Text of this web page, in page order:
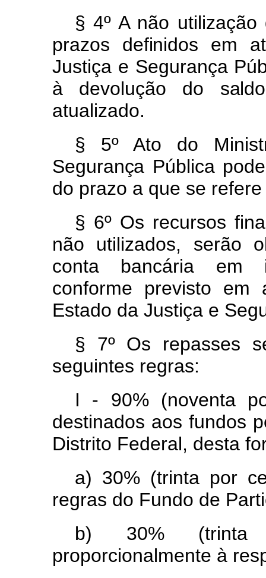
§ 4º A não utilização
prazos definidos em at
Justiça e Segurança
à devolução do
atualizado.
§ 5º Ato do
Segurança Pública
do prazo a que se
§ 6º Os recursos
não utilizados, serão
conta bancária em
conforme previsto em
Estado da Justiça e
§ 7º Os repasses
seguintes regras:
I - 90% (noventa
destinados aosfundos
Distrito Federal, desta
a) 30% (trinta por
regras do Fundo de
b) 30% (trinta
proporcionalmente à